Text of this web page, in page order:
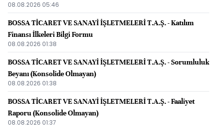
08.08.2026 05:46
BOSSA TİCARET VE SANAYİ İŞLETMELERİ T.A.Ş. - Katılım
Finansı İlkeleri Bilgi Formu
08.08.2026 01:38
BOSSA TİCARET VE SANAYİ İŞLETMELERİ T.A.Ş. - Sorumluluk
Beyanı (Konsolide Olmayan)
08.08.2026 01:38
BOSSA TİCARET VE SANAYİ İŞLETMELERİ T.A.Ş. - Faaliyet
Raporu (Konsolide Olmayan)
08.08.2026 01:37